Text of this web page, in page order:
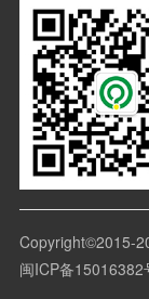
Copyright©2015-
闽ICP备15016382